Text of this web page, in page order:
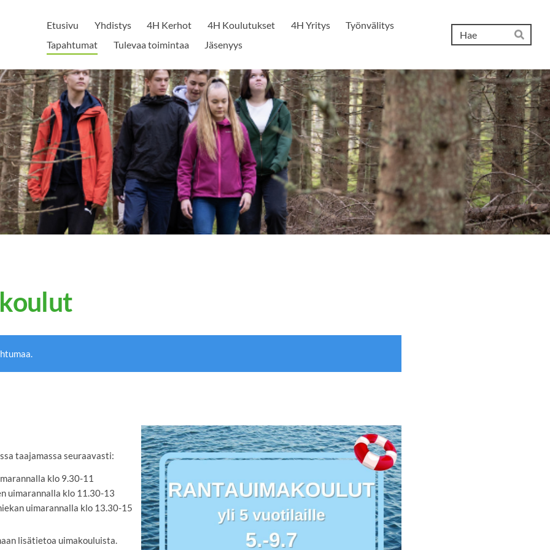
Etusivu Yhdistys 4H Kerhot 4H Koulutukset 4H Yritys
Työnvälitys
Tapahtumat
Tulevaa toimintaa Jäsenyys Hae
taajamassa seuraavasti:
klo 9.30-11
uimarannalla klo 11.30-13
uimarannalla klo 13.30-15
lisätietoa uimakouluista.